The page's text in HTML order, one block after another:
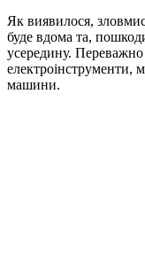
Як виявилося,
буде вдома та,
усередину.
електроінструменти,
машини.